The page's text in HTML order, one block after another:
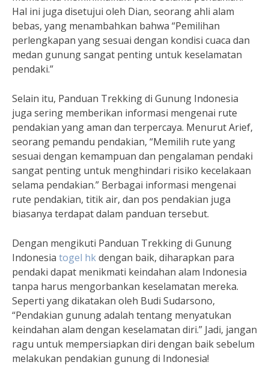
Hal ini juga disetujui oleh Dian, seorang ahli alam
bebas, yang menambahkan bahwa “Pemilihan
perlengkapan yang sesuai dengan kondisi cuaca dan
medan gunung sangat penting untuk keselamatan
pendaki.”
Selain itu, Panduan Trekking di Gunung Indonesia
juga sering memberikan informasi mengenai rute
pendakian yang aman dan terpercaya. Menurut Arief,
seorang pemandu pendakian, “Memilih rute yang
sesuai dengan kemampuan dan pengalaman pendaki
sangat penting untuk menghindari risiko kecelakaan
selama pendakian.” Berbagai informasi mengenai
rute pendakian, titik air, dan pos pendakian juga
biasanya terdapat dalam panduan tersebut.
Dengan mengikuti Panduan Trekking di Gunung
Indonesia togel hkdengan baik, diharapkan para
pendaki dapat menikmati keindahan alam Indonesia
tanpa harus mengorbankan keselamatan mereka.
Seperti yang dikatakan oleh Budi Sudarsono,
“Pendakian gunung adalah tentang menyatukan
keindahan alam dengan keselamatan diri.” Jadi, jangan
ragu untuk mempersiapkan diri dengan baik sebelum
melakukan pendakian gunung di Indonesia!